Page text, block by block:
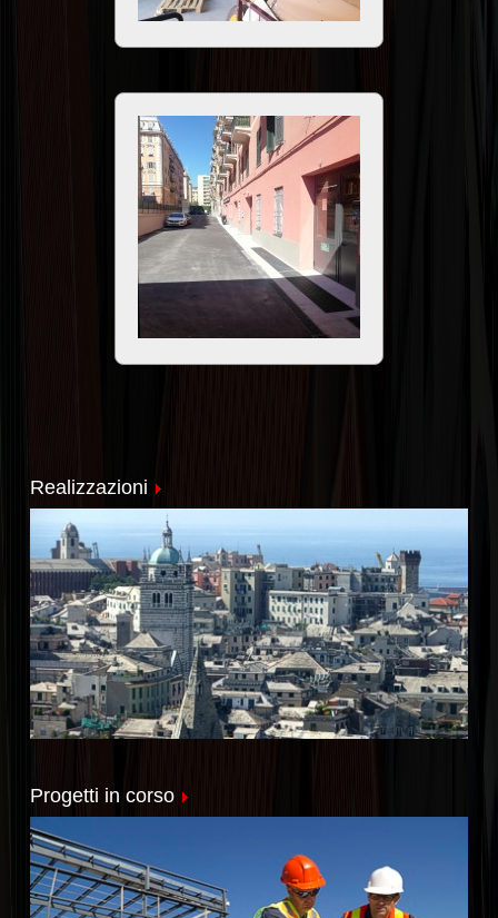
Realizzazioni
Progetti in corso